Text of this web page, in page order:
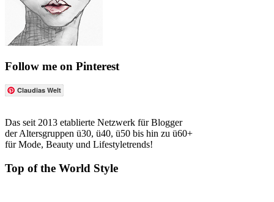
Follow me on Pinterest
Claudias Welt
Das seit 2013 etablierte Netzwerk für Blogger
der Altersgruppen ü30, ü40, ü50 bis hin zu ü60+
für Mode, Beauty und Lifestyletrends!
Top of the World Style